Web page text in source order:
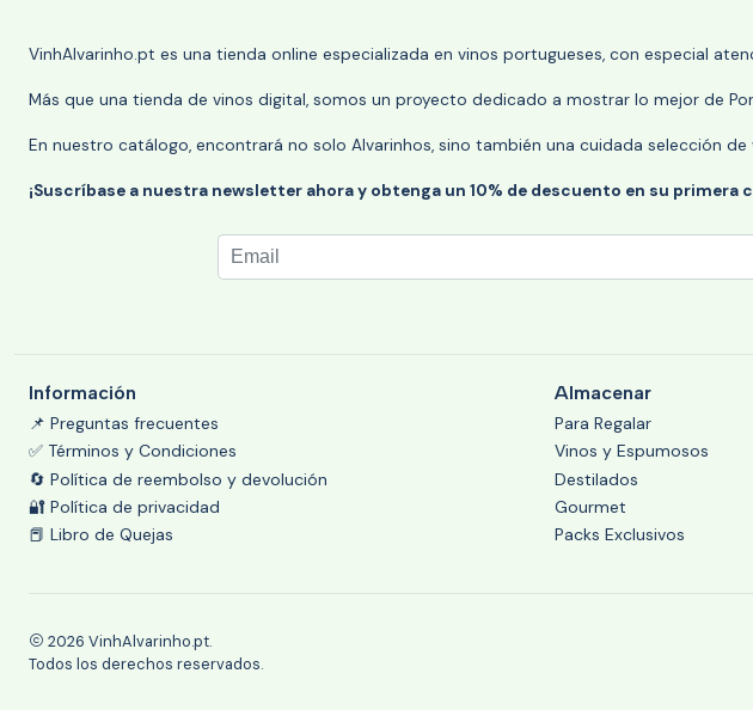
VinhAlvarinho.pt es una tienda online especializada en vinos portugueses, con especial
Más que una tienda de vinos digital, somos un proyecto dedicado a mostrar lo mejor de
En nuestro catálogo, encontrará no solo Alvarinhos, sino también una cuidada selección
¡Suscríbase a nuestra newsletter ahora y obtenga un 10% de descuento en su primera
Información
📌 Preguntas frecuentes
✅ Términos y Condiciones
🔄 Política de reembolso y devolución
🔐 Política de privacidad
📕 Libro de Quejas
Almacenar
Para Regalar
Vinos y Espumosos
Destilados
Gourmet
Packs Exclusivos
2026 VinhAlvarinho.pt.
Todos los derechos reservados.